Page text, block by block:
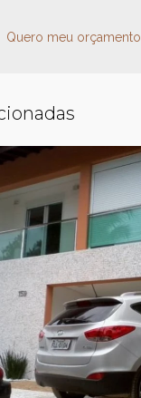
Quero meu orçamento